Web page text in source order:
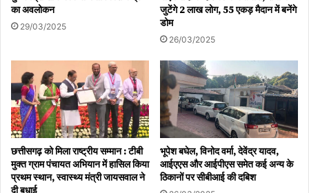
का अवलोकन
29/03/2025
जुटेंगे 2 लाख लोग, 55 एकड़ मैदान में बनेंगे
डोम
26/03/2025
छत्तीसगढ़ को मिला राष्ट्रीय सम्मान : टीबी
मुक्त ग्राम पंचायत अभियान में हासिल किया
प्रथम स्थान, स्वास्थ्य मंत्री जायसवाल ने
भूपेश बघेल, विनोद वर्मा, देवेंद्र यादव,
आईएएस और आईपीएस समेत कई अन्य के
ठिकानों पर सीबीआई की दबिश